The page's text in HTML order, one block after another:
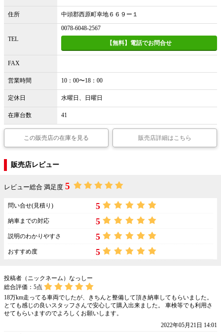
住所 中頭郡西原町幸地６６９ー１
TEL
0078-6048-2567
【無料】電話でお問合せ
FAX
営業時間 10：00〜18：00
定休日 水曜日、日曜日
在庫台数 41
この販売店の在庫を見る 販売店詳細はこちら
販売店レビュー
レビュー総合 満足度 5
問い合せ(見積り) 5
納車までの対応 5
説明のわかりやすさ 5
おすすめ度 5
投稿者（ニックネーム）なっしー
総合評価： 5点
18万km走ってる車両でしたが、きちんと整備して頂き納車してもらいました。
とても感じの良いスタッフさんで安心して購入出来ました。 車検等でも利用さ
せてもらいますのでよろしくお願いします。
2022年05月21日 14:01